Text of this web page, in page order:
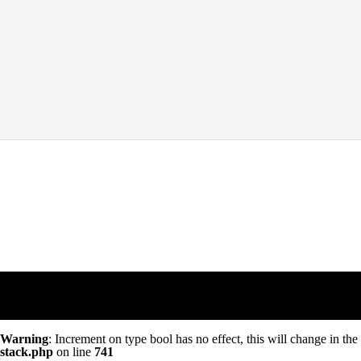
Warning: Increment on type bool has no effect, this will change in
stack.php on line 741